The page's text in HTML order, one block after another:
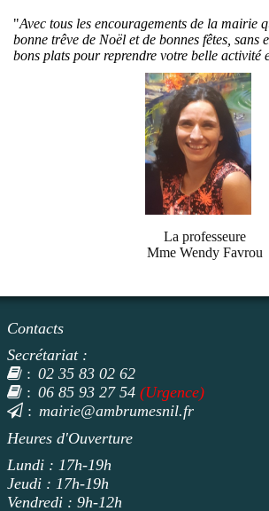
"Avec tous les encouragements de la mairie
bonne trêve de Noël et de bonnes fêtes, sans
bons plats pour reprendre votre belle activité
La professeure
Mme Wendy Favrou
Contacts
Secrétariat :
: 02 35 83 02 62
: 06 85 93 27 54 (Urgence)
: mairie@ambrumesnil.fr
Heures d'Ouverture
Lundi : 17h-19h
Jeudi : 17h-19h
Vendredi : 9h-12h